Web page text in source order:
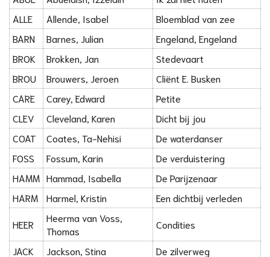
ALLE
Allende, Isabel
Bloemblad van zee
BARN
Barnes, Julian
Engeland, Engeland
BROK
Brokken, Jan
Stedevaart
BROU
Brouwers, Jeroen
Cliënt E. Busken
CARE
Carey, Edward
Petite
CLEV
Cleveland, Karen
Dicht bij jou
COAT
Coates, Ta-Nehisi
De waterdanser
FOSS
Fossum, Karin
De verduistering
HAMM Hammad, Isabella
De Parijzenaar
HARM
Harmel, Kristin Een dichtbij verleden
HEER
Heerma van Voss,
Thomas
Condities
JACK Jackson, Stina
De zilverweg